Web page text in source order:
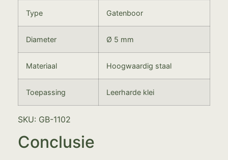
Type Gatenboor
Diameter Ø 5 mm
Materiaal Hoogwaardig staal
Toepassing Leerharde klei
SKU: GB-1102
Conclusie